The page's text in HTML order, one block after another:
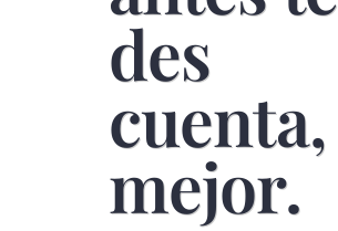
des
cuenta,
mejor.